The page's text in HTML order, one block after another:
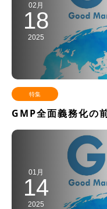
02月
18
2025
特集
GMP全面義務化の
01月
14
2025